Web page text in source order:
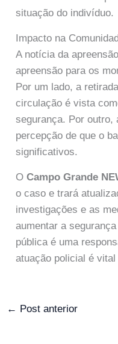
situação do indivíduo.
Impacto na
A notícia da
apreensão para os
Por um lado, a
circulação é vista
segurança. Por outro,
percepção de que o
significativos.
OCampo Grande
o caso e trará
investigações e as
aumentar a
pública é uma
atuação policial é
← Post anterior